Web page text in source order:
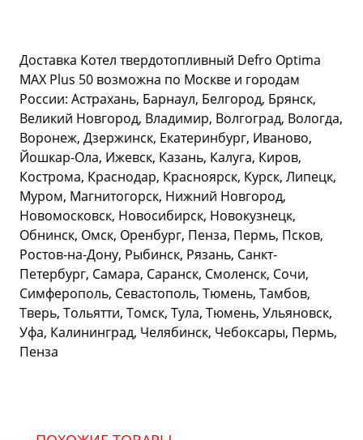
Доставка Котел твердотопливный Defro Optima
MAX Plus 50 возможна по Москве и городам
России: Астрахань, Барнаул, Белгород, Брянск,
Великий Новгород, Владимир, Волгоград, Вологда,
Воронеж, Дзержинск, Екатеринбург, Иваново,
Йошкар-Ола, Ижевск, Казань, Калуга, Киров,
Кострома, Краснодар, Красноярск, Курск, Липецк,
Муром, Магнитогорск, Нижний Новгород,
Новомосковск, Новосибирск, Новокузнецк,
Обнинск, Омск, Оренбург, Пенза, Пермь, Псков,
Ростов-на-Дону, Рыбинск, Рязань, Санкт-
Петербург, Самара, Саранск, Смоленск, Сочи,
Симферополь, Севастополь, Тюмень, Тамбов,
Тверь, Тольятти, Томск, Тула, Тюмень, Ульяновск,
Уфа, Калининград, Челябинск, Чебоксары, Пермь,
Пенза